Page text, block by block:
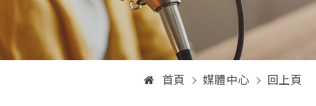
首頁 媒體中心 回上頁